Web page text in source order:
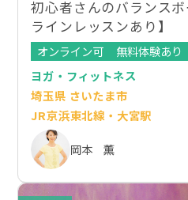
初心者さんのバランス
ラインレッスンあり】
オンライン可
無料体験あり
ヨガ・フィットネス
埼玉県 さいたま市
JR京浜東北線・大宮駅
岡本 薫